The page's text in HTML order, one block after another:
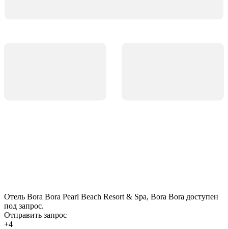
Отель Bora Bora Pearl Beach Resort & Spa, Bora Bora доступен
под запрос.
Отправить запрос
+4